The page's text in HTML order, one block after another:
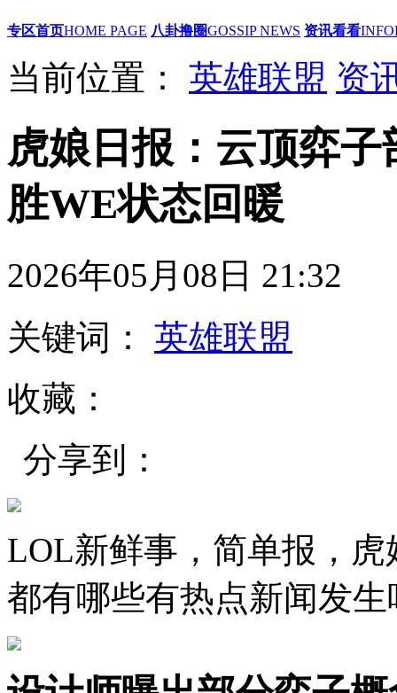
专区首页HOME PAGE 八卦撸圈GOSSIP NEWS 资讯看看
当前位置： 英雄联盟 资
虎娘日报：云顶弈
胜WE状态回暖
2026年05月08日
关键词：
英雄联盟
收藏：
分享到：
LOL新鲜事，简单报，
都有哪些有热点新闻发生